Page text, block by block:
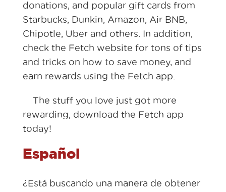
donations, and popular gift cards from
Starbucks, Dunkin, Amazon, Air BNB,
Chipotle, Uber and others. In addition,
check the Fetch website for tons of tips
and tricks on how to save money, and
earn rewards using the Fetch app.
The stuff you love just got more
rewarding, download the Fetch app
today!
Español
¿Está buscando una manera de obtener